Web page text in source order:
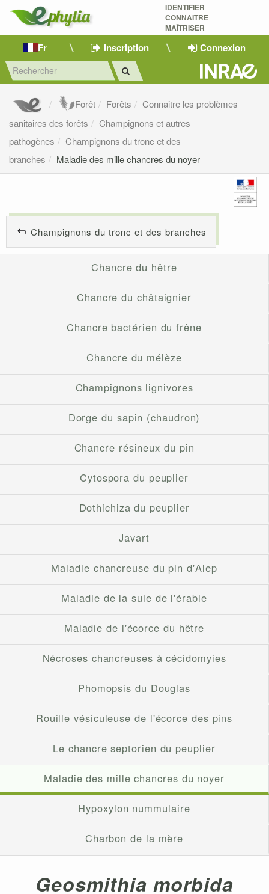
IDENTIFIER
CONNAÎTRE
MAÎTRISER
Fr Inscription Connexion
Forêt Forêts
Connaitre les problèmes
sanitaires des forêts
Champignons et autres
pathogènes
Champignons du tronc et des
branches
Maladie des mille chancres du noyer
Champignons du tronc et des branches
Chancre du hêtre
Chancre du châtaignier
Chancre bactérien du frêne
Chancre du mélèze
Champignons lignivores
Dorge du sapin (chaudron)
Chancre résineux du pin
Cytospora du peuplier
Dothichiza du peuplier
Javart
Maladie chancreuse du pin d'Alep
Maladie de la suie de l'érable
Maladie de l'écorce du hêtre
Nécroses chancreuses à cécidomyies
Phomopsis du Douglas
Rouille vésiculeuse de l'écorce des pins
Le chancre septorien du peuplier
Maladie des mille chancres du noyer
Hypoxylon nummulaire
Charbon de la mère
Geosmithia morbida